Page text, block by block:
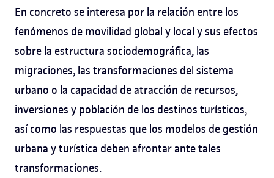
En concreto se interesa por la relación entre los
fenómenos de movilidad global y local y sus efectos
sobre la estructura sociodemográfica, las
migraciones, las transformaciones del sistema
urbano o la capacidad de atracción de recursos,
inversiones y población de los destinos turísticos,
así como las respuestas que los modelos de gestión
urbana y turística deben afrontar ante tales
transformaciones.